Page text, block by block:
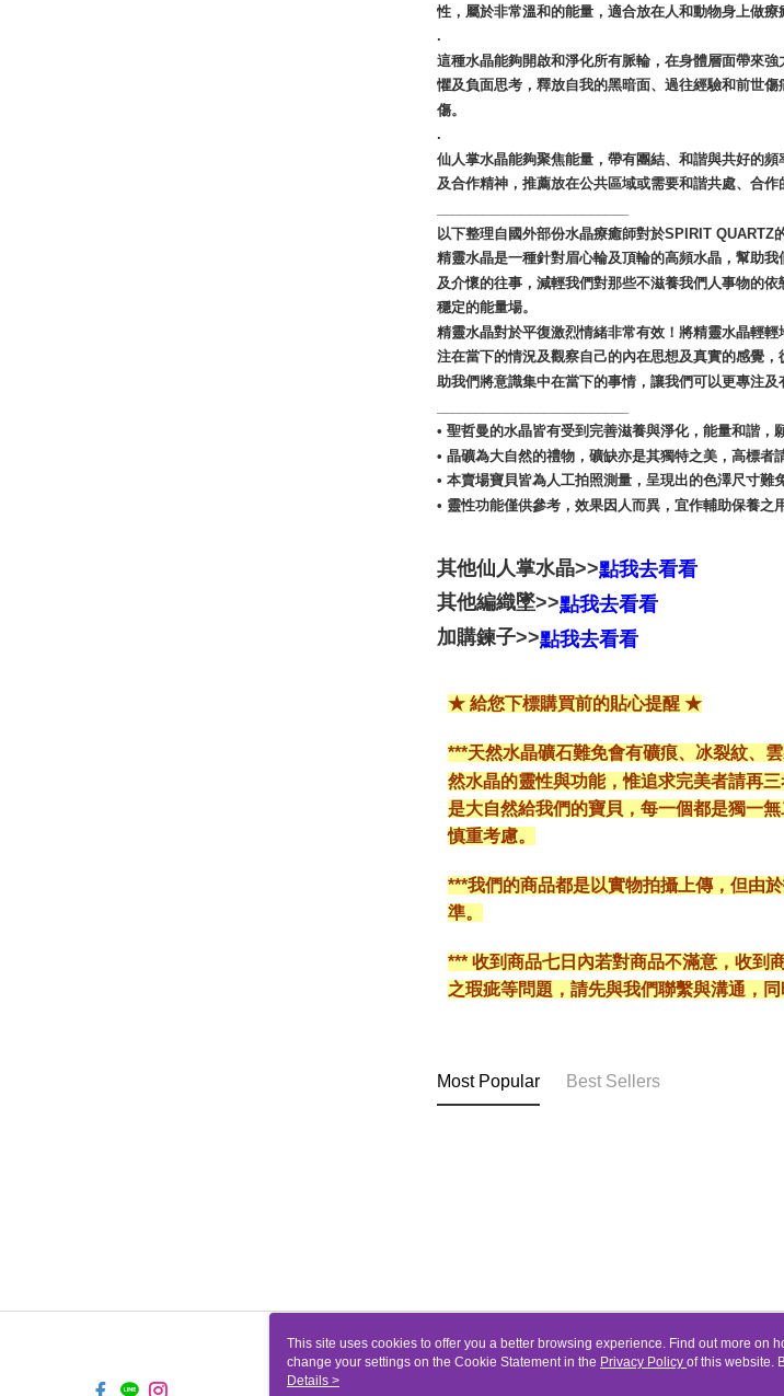
性，屬於非常溫和的能量，適合放在人和動物身上做療
.
這種水晶能夠開啟和淨化所有脈輪，在身體層面帶來
懼及負面思考，釋放自我的黑暗面、過往經驗和前世
傷。
.
仙人掌水晶能夠聚焦能量，帶有團結、和諧與共好的
及合作精神，推薦放在公共區域或需要和諧共處、合作
以下整理自國外部份水晶療癒師對於SPIRIT QUARTZ
精靈水晶是一種針對眉心輪及頂輪的高頻水晶，幫助
及介懷的往事，減輕我們對那些不滋養我們人事物的
穩定的能量場。
精靈水晶對於平復激烈情緒非常有效！將精靈水晶輕
注在當下的情況及觀察自己的內在思想及真實的感覺
助我們將意識集中在當下的事情，讓我們可以更專注及
• 聖哲曼的水晶皆有受到完善滋養與淨化，能量和諧，
• 晶礦為大自然的禮物，礦缺亦是其獨特之美，高標
• 本賣場寶貝皆為人工拍照測量，呈現出的色澤尺寸難
• 靈性功能僅供參考，效果因人而異，宜作輔助保養之
其他仙人掌水晶>>點我去看看
其他編織墜>>點我去看看
加購鍊子>>點我去看看
★ 給您下標購買前的貼心提醒 ★
***天然水晶礦石難免會有礦痕、冰裂紋、
然水晶的靈性與功能，惟追求完美者請再
是大自然給我們的寶貝，每一個都是獨一
慎重考慮。
***我們的商品都是以實物拍攝上傳，但由
準。
*** 收到商品七日內若對商品不滿意，收到
之瑕疵等問題，請先與我們聯繫與溝通，
Most Popular Best Sellers
About Us
This site uses cookies to offer you a better browsing experience. Find out more on
change your settings on the Cookie Statement in the Privacy Policy of this website.
use of cookies as described in our Cookie Statement.
Details >